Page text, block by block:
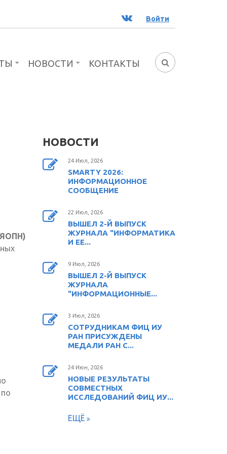
ВК Войти
ФОРМА
НОВОСТИ КОНТАКТЫ
НОВОСТИ
24 Июл, 2026
SMARTY 2026:
ИНФОРМАЦИОННОЕ
СООБЩЕНИЕ
22 Июл, 2026
ВЫШЕЛ 2-Й ВЫПУСК
ЖУРНАЛА "ИНФОРМАТИКА
И ЕЕ...
9 Июл, 2026
ВЫШЕЛ 2-Й ВЫПУСК
ЖУРНАЛА
"ИНФОРМАЦИОННЫЕ...
3 Июл, 2026
СОТРУДНИКАМ ФИЦ ИУ
РАН ПРИСУЖДЕНЫ
МЕДАЛИ РАН С...
24 Июн, 2026
НОВЫЕ РЕЗУЛЬТАТЫ
СОВМЕСТНЫХ
ИССЛЕДОВАНИЙ ФИЦ ИУ...
ЕЩЁ